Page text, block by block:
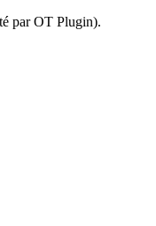
par OT Plugin).